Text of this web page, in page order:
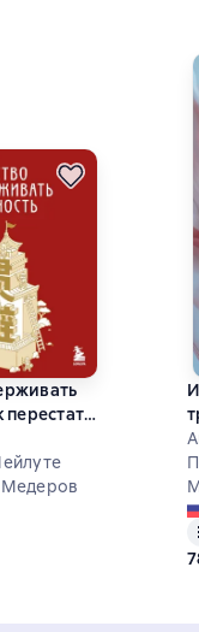
перестать
рейтинг 0 на основе 0